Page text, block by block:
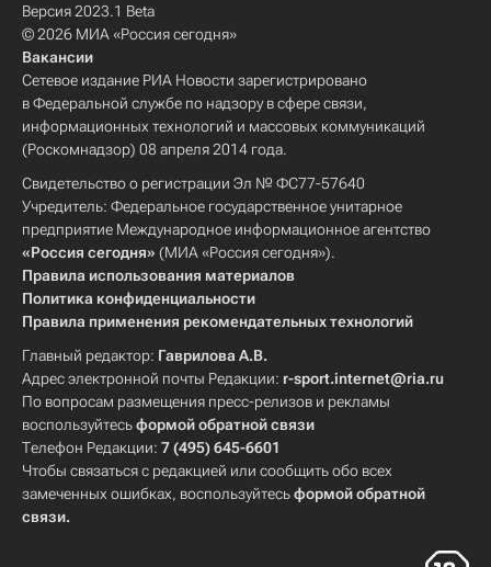
Версия 2023.1 Beta
© 2026 МИА «Россия сегодня»
Вакансии
Сетевое издание РИА Новости зарегистрировано
в Федеральной службе по надзору в сфере связи,
информационных технологий и массовых коммуникаций
(Роскомнадзор) 08 апреля 2014 года.
Свидетельство о регистрации Эл № ФС77-57640
Учредитель: Федеральное государственное унитарное
предприятие Международное информационное агентство
«Россия сегодня» (МИА «Россия сегодня»).
Правила использования материалов
Политика конфиденциальности
Правила применения рекомендательных технологий
Главный редактор: Гаврилова А.В.
Адрес электронной почты Редакции: r-sport.internet@ria.ru
По вопросам размещения пресс-релизов и рекламы
воспользуйтесьформой обратной связи
Телефон Редакции: 7 (495) 645-6601
Чтобы связаться с редакцией или сообщить обо всех
замеченных ошибках, воспользуйтесьформой обратной
связи.